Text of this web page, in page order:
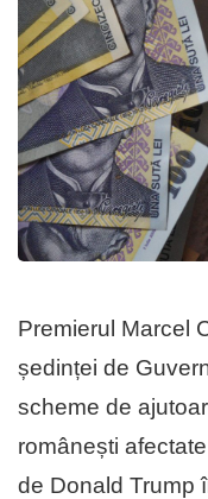
Premierul Marcel
ședinței de
scheme de
românești
de Donald Trump